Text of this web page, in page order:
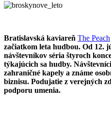
Bratislavská kaviareň The Peach
začiatkom leta hudbou. Od 12.
návštevníkov séria štyroch
týkajúcich sa hudby.
zahraničné kapely a známe
biznisu. Podujatie z verejných
podporu umenia.